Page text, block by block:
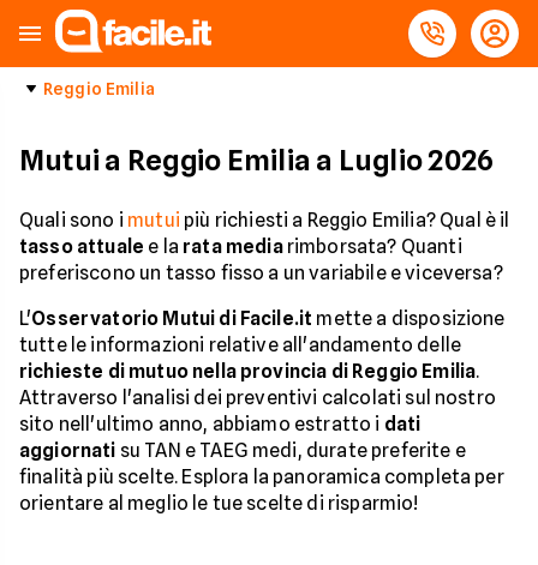
Reggio Emilia
Mutui a Reggio Emilia a Luglio 2026
Quali sono i mutui più richiesti a Reggio Emilia? Qual è il
tasso attuale e la rata mediarimborsata? Quanti
preferiscono un tasso fisso a un variabile e viceversa?
L'Osservatorio Mutui di Facile.it mette a disposizione
tutte le informazioni relative all'andamento delle
richieste di mutuo nella provincia di Reggio Emilia.
Attraverso l'analisi dei preventivi calcolati sul nostro
sito nell'ultimo anno, abbiamo estratto i dati
aggiornati su TAN e TAEG medi, durate preferite e
finalità più scelte. Esplora la panoramica completa per
orientare al meglio le tue scelte di risparmio!